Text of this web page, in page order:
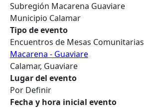
Subregión Macarena Guaviare
Municipio Calamar
Tipo de evento
Encuentros de Mesas Comunitarias
Macarena - Guaviare
Calamar, Guaviare
Lugar del evento
Por Definir
Fecha y hora inicial evento